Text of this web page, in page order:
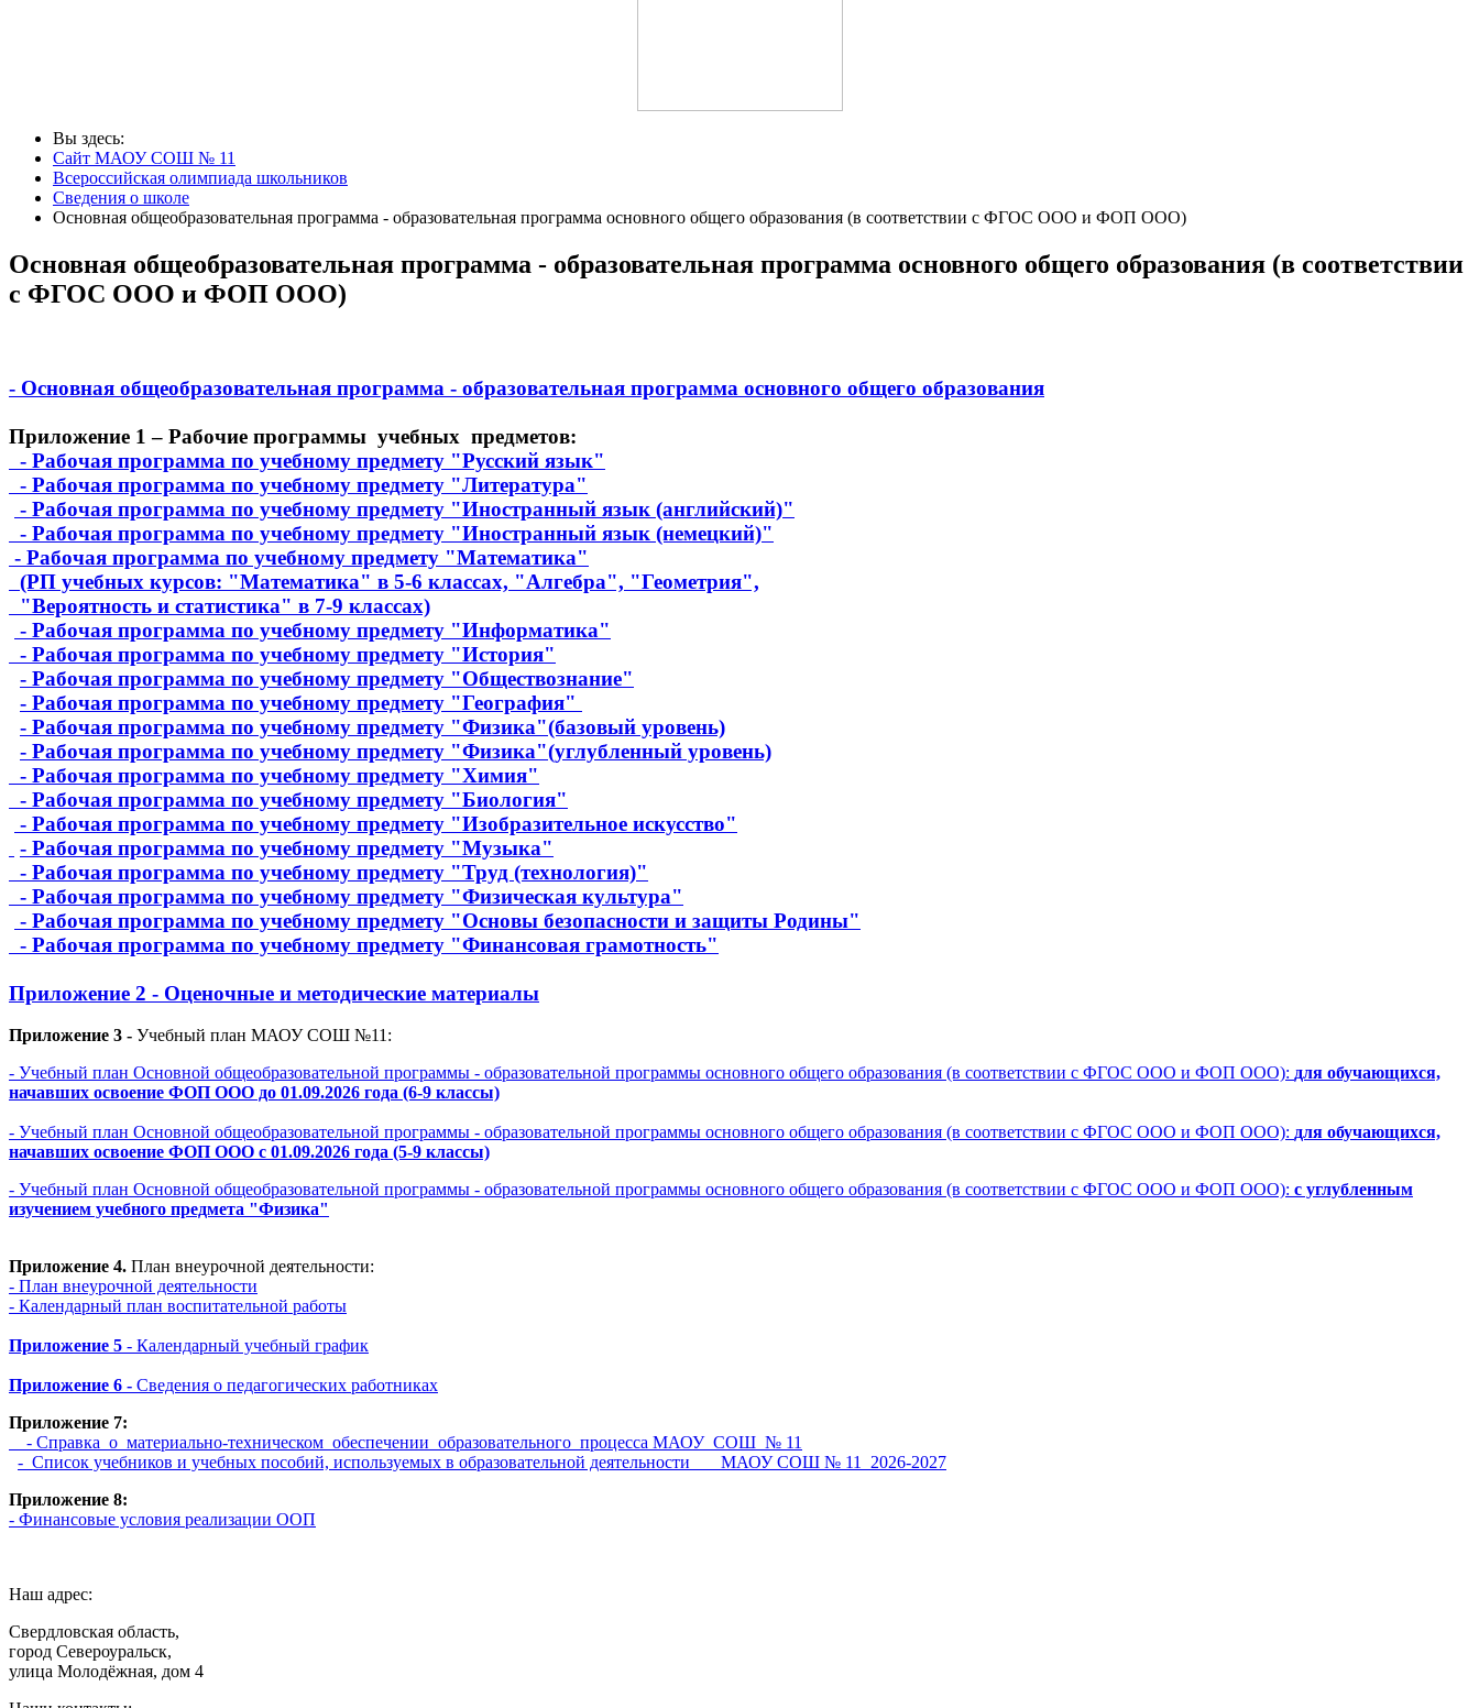
Вы здесь:
Сайт МАОУ СОШ № 11
Всероссийская олимпиада школьников
Сведения о школе
Основная общеобразовательная программа - образовательная программа основного общего образования (в соответствии с ФГОС ООО и ФОП ООО)
Основная общеобразовательная программа - образовательная программа основного общего образования (в соответствии
с ФГОС ООО и ФОП ООО)
- Основная общеобразовательная программа - образовательная программа основного общего образования
Приложение 1 – Рабочие программы учебных предметов:
- Рабочая программа по учебному предмету "Русский язык"
- Рабочая программа по учебному предмету "Литература"
- Рабочая программа по учебному предмету "Иностранный язык (английский)"
- Рабочая программа по учебному предмету "Иностранный язык (немецкий)"
- Рабочая программа по учебному предмету "Математика"
(РП учебных курсов: "Математика" в 5-6 классах, "Алгебра", "Геометрия",
"Вероятность и статистика" в 7-9 классах)
- Рабочая программа по учебному предмету "Информатика"
- Рабочая программа по учебному предмету "История"
- Рабочая программа по учебному предмету "Обществознание"
- Рабочая программа по учебному предмету "География"
- Рабочая программа по учебному предмету "Физика"(базовый уровень)
- Рабочая программа по учебному предмету "Физика"(углубленный уровень)
- Рабочая программа по учебному предмету "Химия"
- Рабочая программа по учебному предмету "Биология"
- Рабочая программа по учебному предмету "Изобразительное искусство"
- Рабочая программа по учебному предмету "Музыка"
- Рабочая программа по учебному предмету "Труд (технология)"
- Рабочая программа по учебному предмету "Физическая культура"
- Рабочая программа по учебному предмету "Основы безопасности и защиты Родины"
- Рабочая программа по учебному предмету "Финансовая грамотность"
Приложение 2 - Оценочные и методические материалы
Приложение 3 - Учебный план МАОУ СОШ №11:
- Учебный план Основной общеобразовательной программы - образовательной программы основного общего образования (в соответствии с ФГОС ООО и ФОП ООО): для обучающихся,
начавших освоение ФОП ООО до 01.09.2026 года (6-9 классы)
- Учебный план Основной общеобразовательной программы - образовательной программы основного общего образования (в соответствии с ФГОС ООО и ФОП ООО): для обучающихся,
начавших освоение ФОП ООО с 01.09.2026 года (5-9 классы)
- Учебный план Основной общеобразовательной программы - образовательной программы основного общего образования (в соответствии с ФГОС ООО и ФОП ООО): с углубленным
изучением учебного предмета "Физика"
Приложение 4. План внеурочной деятельности:
- План внеурочной деятельности
- Календарный план воспитательной работы
Приложение 5 - Календарный учебный график
Приложение 6 - Сведения о педагогических работниках
Приложение 7:
- Справка о материально-техническом обеспечении образовательного процесса МАОУ СОШ № 11
- Список учебников и учебных пособий, используемых в образовательной деятельности МАОУ СОШ № 11_2026-2027
Приложение 8:
- Финансовые условия реализации ООП
Наш адрес:
Свердловская область,
город Североуральск,
улица Молодёжная, дом 4